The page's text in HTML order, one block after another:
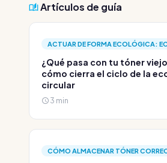
Artículos de guía
ACTUAR DE FORMA ECOLÓGICA:
¿Qué pasa con tu tóner
cómo cierra el ciclo de la
circular
3 min
CÓMO ALMACENAR TÓNER